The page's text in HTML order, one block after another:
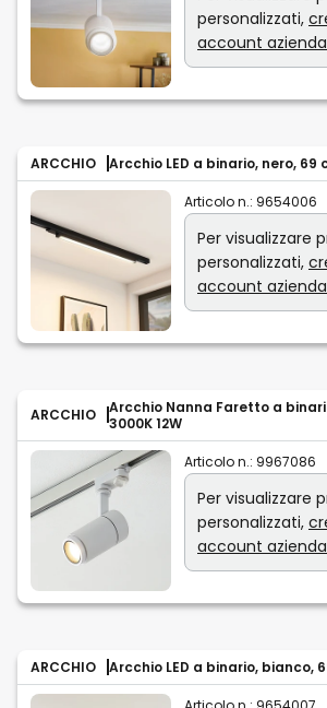
personalizzati,
account
ARCCHIO Arcchio LED a binario, nero, 69
Articolo n.: 9654006
Per visualizzare
personalizzati,
account
ARCCHIO
Arcchio Nanna Faretto a
3000K 12W
Articolo n.: 9967086
Per visualizzare
personalizzati,
account
ARCCHIO Arcchio LED a binario, bianco,